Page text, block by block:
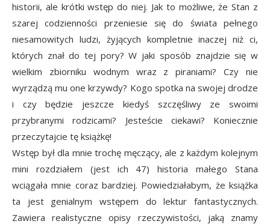
historii, ale krótki wstęp do niej. Jak to możliwe, że Stan z
szarej codzienności przeniesie się do świata pełnego
niesamowitych ludzi, żyjących kompletnie inaczej niż ci,
których znał do tej pory? W jaki sposób znajdzie się w
wielkim zbiorniku wodnym wraz z piraniami? Czy nie
wyrządzą mu one krzywdy? Kogo spotka na swojej drodze
i czy będzie jeszcze kiedyś szczęśliwy ze swoimi
przybranymi rodzicami? Jesteście ciekawi? Koniecznie
przeczytajcie tę książkę!
Wstęp był dla mnie trochę męczący, ale z każdym kolejnym
mini rozdziałem (jest ich 47) historia małego Stana
wciągała mnie coraz bardziej. Powiedziałabym, że książka
ta jest genialnym wstępem do lektur fantastycznych.
Zawiera realistyczne opisy rzeczywistości, jaką znamy